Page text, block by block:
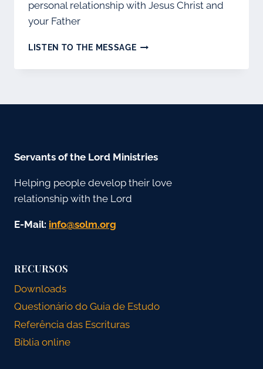
personal relationship with Jesus Christ and
your Father
LISTEN TO THE MESSAGEBOOK-
BULGARIAN
Servants of the Lord Ministries
Helping people develop their love
relationship with the Lord
E-Mail: gro.mlos@ofni
RECURSOS
Downloads
Questionário do Guia de Estudo
Referência das Escrituras
Bíblia online